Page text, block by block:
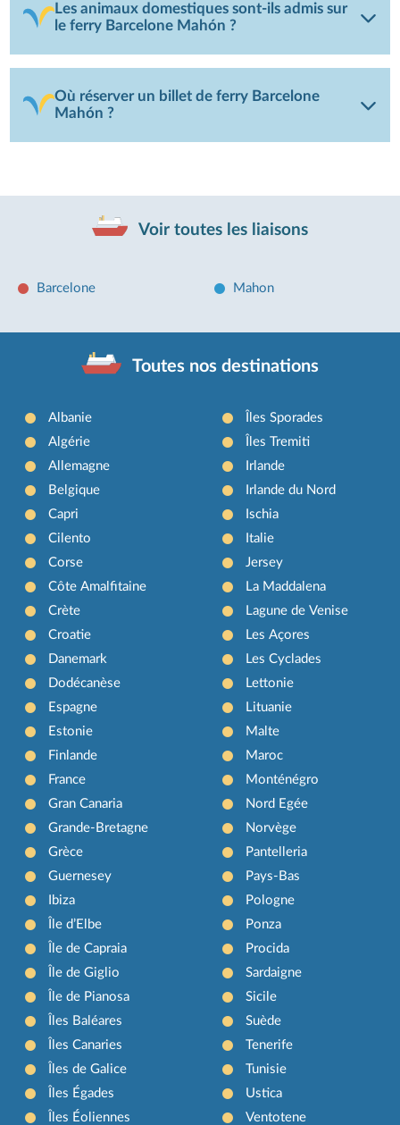
Les animaux domestiques sont-ils admis sur
le ferry Barcelone Mahón ?
Où réserver un billet de ferry Barcelone
Mahón ?
Voir toutes les liaisons
Barcelone Mahon
Toutes nos destinations
Albanie
Algérie
Allemagne
Belgique
Capri
Cilento
Corse
Côte Amalfitaine
Crète
Croatie
Danemark
Dodécanèse
Espagne
Estonie
Finlande
France
Gran Canaria
Grande-Bretagne
Grèce
Guernesey
Ibiza
Île d’Elbe
Île de Capraia
Île de Giglio
Île de Pianosa
Îles Baléares
Îles Canaries
Îles de Galice
Îles Égades
Îles Éoliennes
Îles Sporades
Îles Tremiti
Irlande
Irlande du Nord
Ischia
Italie
Jersey
La Maddalena
Lagune de Venise
Les Açores
Les Cyclades
Lettonie
Lituanie
Malte
Maroc
Monténégro
Nord Egée
Norvège
Pantelleria
Pays-Bas
Pologne
Ponza
Procida
Sardaigne
Sicile
Suède
Tenerife
Tunisie
Ustica
Ventotene